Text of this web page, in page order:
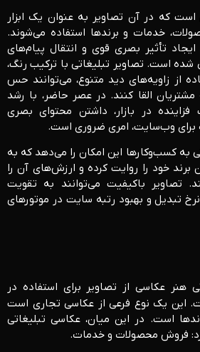
است که در آن تصاویر به عنوان یک ابزار
خدمات و برندها استفاده می‌شوند.
تأثیر بصری قوی و انتقال پیام‌های
است. تصاویر تبلیغاتی با ترکیب رنگ،
از زاویه‌های دید متنوع، می‌توانند حس
القا کنند. در عصر حاضر، با رشد
در بازار، داشتن محتوای بصری
برای وب‌سایت، امری ضروری است.
به کسب‌وکارها این امکان را می‌دهد که به
خود را روایت کرده و ارزش‌های آن را
تصاویر باکیفیت می‌توانند به تقویت
تبدیل و بهبود رتبه سایت در موتورهای
هنر عکاسی از تصاویر برای استفاده در
این یک نوع فرعی از عکاسی تجاری است
است. در این میان، عکاسی تبلیغاتی
فروش محصولات و خدمات.